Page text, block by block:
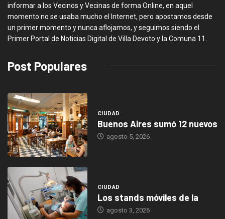
informar a los Vecinos y Vecinas de forma Online, en aquel
momento no se usaba mucho el Internet, pero apostamos desde
un primer momento y nunca aflojamos, y seguimos siendo el
Primer Portal de Noticias Digital de Villa Devoto y la Comuna 11.
Post Populares
CIUDAD
Buenos Aires sumó 12 nuevos
agosto 5, 2026
CIUDAD
Los stands móviles de la
agosto 3, 2026